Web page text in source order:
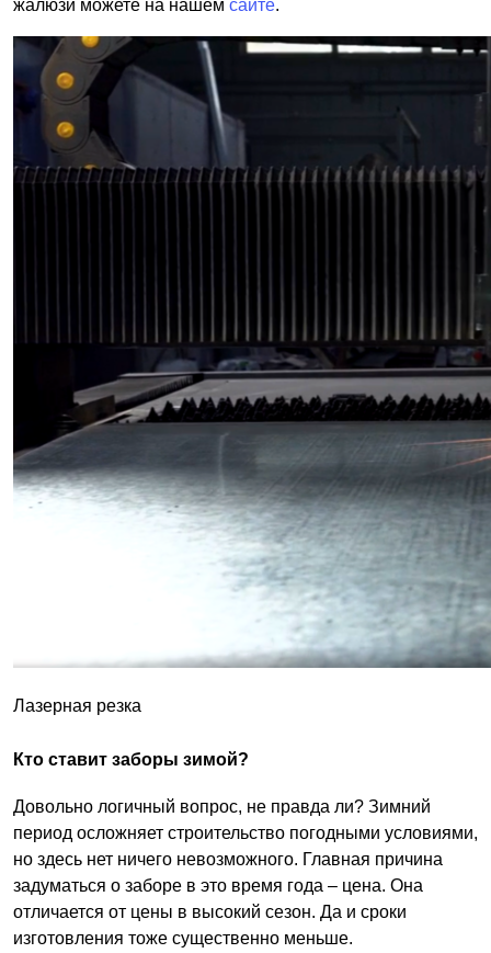
жалюзи можете на нашем сайте.
Лазерная резка
Кто ставит заборы зимой?
Довольно логичный вопрос, не правда ли? Зимний
период осложняет строительство погодными условиями,
но здесь нет ничего невозможного. Главная причина
задуматься о заборе в это время года – цена. Она
отличается от цены в высокий сезон. Да и сроки
изготовления тоже существенно меньше.